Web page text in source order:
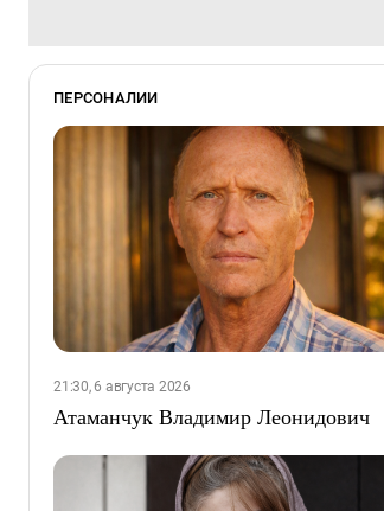
ПЕРСОНАЛИИ
21:30, 6 августа 2026
Атаманчук Владимир Леонидович